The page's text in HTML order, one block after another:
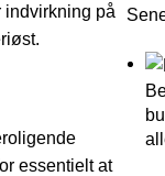
på
essentielt at